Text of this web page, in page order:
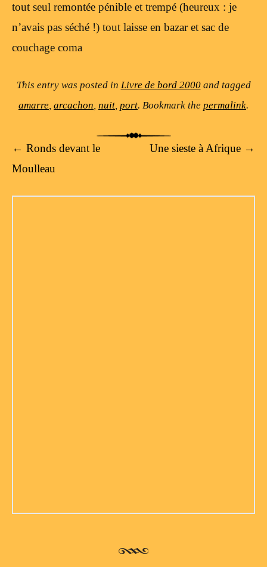
tout seul remontée pénible et trempé (heureux : je
n’avais pas séché !) tout laisse en bazar et sac de
couchage coma
This entry was posted in Livre de bord 2000and tagged
amarre arcachon nuit port. Bookmark the permalink.
Post navigation
← Ronds devant le
Moulleau
Une sieste à Afrique →